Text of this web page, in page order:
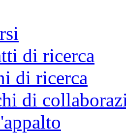
di ricerca
di ricerca
di